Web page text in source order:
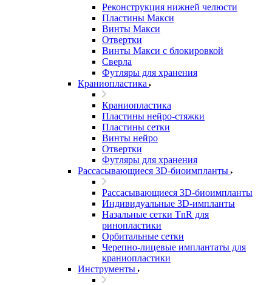
Реконструкция нижней челюсти
Пластины Макси
Винты Макси
Отвертки
Винты Макси с блокировкой
Сверла
Футляры для хранения
Краниопластика
Краниопластика
Пластины нейро-стяжки
Пластины сетки
Винты нейро
Отвертки
Футляры для хранения
Рассасывающиеся 3D-биоимпланты
Рассасывающиеся 3D-биоимпланты
Индивидуальные 3D-импланты
Назальные сетки TnR для
ринопластики
Орбитальные сетки
Черепно-лицевые имплантаты для
краниопластики
Инструменты